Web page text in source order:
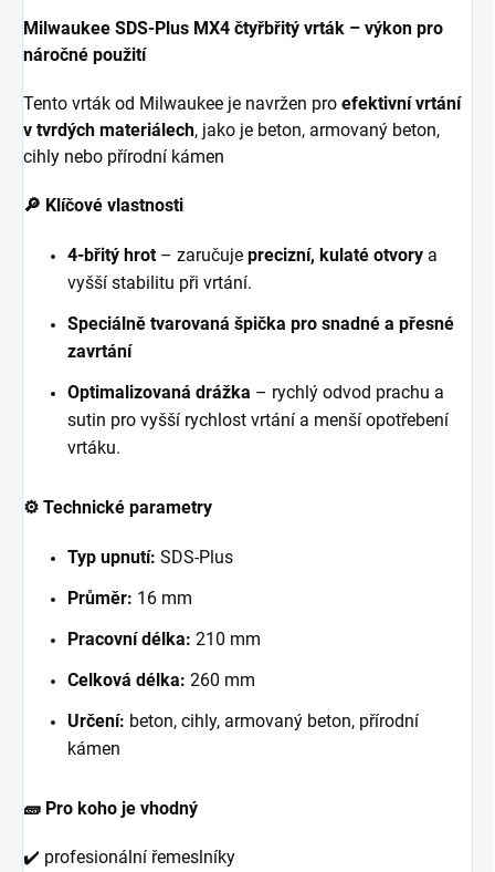
Milwaukee SDS-Plus MX4 čtyřbřitý vrták – výkon pro
náročné použití
Tento vrták od Milwaukee je navržen pro efektivní vrtání
v tvrdých materiálech, jako je beton, armovaný beton,
cihly nebo přírodní kámen
🔎 Klíčové vlastnosti
4-břitý hrot– zaručuje precizní, kulaté otvory a
vyšší stabilitu při vrtání.
Speciálně tvarovaná špička pro snadné a přesné
zavrtání
Optimalizovaná drážka – rychlý odvod prachu a
sutin pro vyšší rychlost vrtání a menší opotřebení
vrtáku.
⚙️ Technické parametry
Typ upnutí: SDS-Plus
Průměr: 16 mm
Pracovní délka: 210 mm
Celková délka: 260 mm
Určení: beton, cihly, armovaný beton, přírodní
kámen
🧱 Pro koho je vhodný
✔️ profesionální řemeslníky